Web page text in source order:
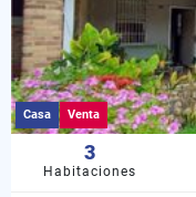
Casa Venta
3
Habitaciones